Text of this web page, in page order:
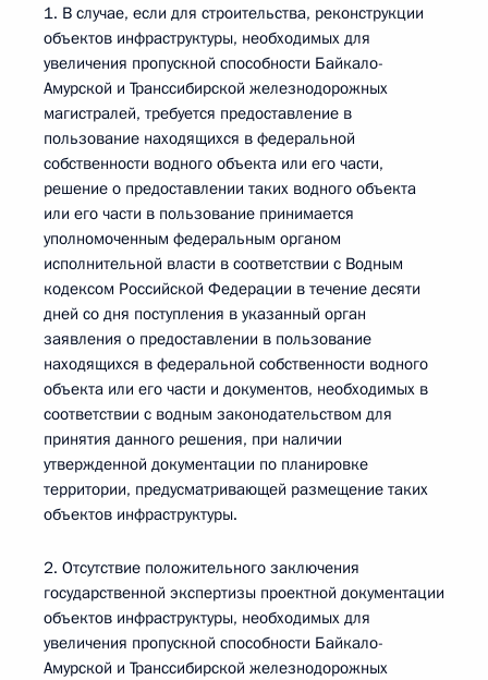
1. В случае, если для строительства, реконструкции
объектов инфраструктуры, необходимых для
увеличения пропускной способности Байкало-
Амурской и Транссибирской железнодорожных
магистралей, требуется предоставление в
пользование находящихся в федеральной
собственности водного объекта или его части,
решение о предоставлении таких водного объекта
или его части в пользование принимается
уполномоченным федеральным органом
исполнительной власти в соответствии с Водным
кодексом Российской Федерации в течение десяти
дней со дня поступления в указанный орган
заявления о предоставлении в пользование
находящихся в федеральной собственности водного
объекта или его части и документов, необходимых в
соответствии с водным законодательством для
принятия данного решения, при наличии
утвержденной документации по планировке
территории, предусматривающей размещение таких
объектов инфраструктуры.
2. Отсутствие положительного заключения
государственной экспертизы проектной документации
объектов инфраструктуры, необходимых для
увеличения пропускной способности Байкало-
Амурской и Транссибирской железнодорожных